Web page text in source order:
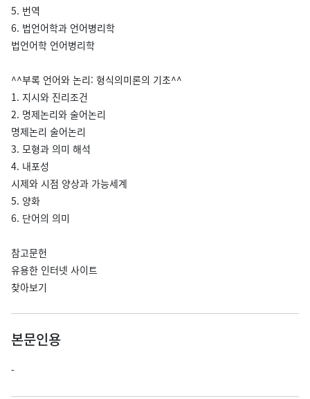
5. 번역
6. 법언어학과 언어병리학
법언어학 언어병리학
^^부록 언어와 논리: 형식의미론의 기초^^
1. 지시와 진리조건
2. 명제논리와 술어논리
명제논리 술어논리
3. 모형과 의미 해석
4. 내포성
시제와 시점 양상과 가능세계
5. 양화
6. 단어의 의미
참고문헌
유용한 인터넷 사이트
찾아보기
본문인용
-